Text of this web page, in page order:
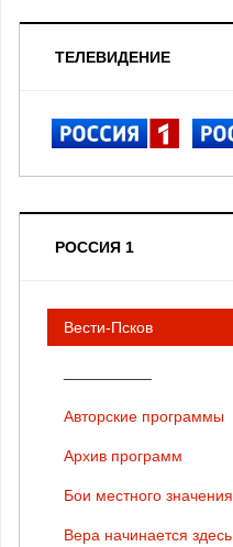
ТЕЛЕВИДЕНИЕ
РОССИЯ 1
Вести-Псков
Авторские программы
Архив программ
Бои местного значения
Вера начинается здесь